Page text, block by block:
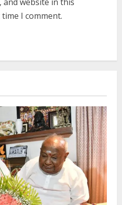
and website in this
I comment.